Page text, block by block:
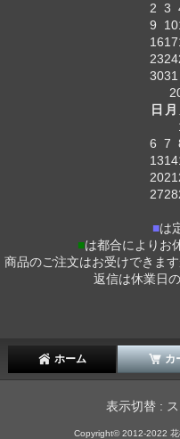
2 3
9
10
1617
2324
3031
日 月
6 7
1314
2021
2728
■は
■は都合によりお
商品のご注文はお受けできま
返信は休業日
ホーム カ
表示切替 :
Copyright© 2012-2022 花